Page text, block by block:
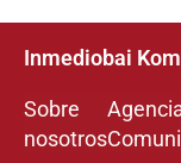
Inmediobai
Sobre
nosotros